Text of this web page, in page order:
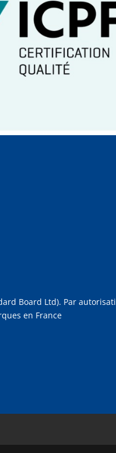
Board Ltd). Par
en France